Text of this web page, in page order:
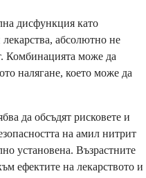
дисфункция като
абсолютно не
Комбинацията може да
налягане, което може да
да обсъдят рисковете и
на амил нитрит
установена. Възрастните
ефектите на лекарството и